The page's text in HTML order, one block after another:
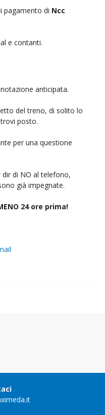
pagamento di Ncc
e contanti.
anticipata.
del treno, di solito lo
posto.
per una questione
di NO al telefono,
già impegnate.
24 ore prima!